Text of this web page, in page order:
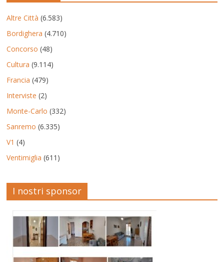
Altre Città (6.583)
Bordighera (4.710)
Concorso (48)
Cultura (9.114)
Francia (479)
Interviste (2)
Monte-Carlo (332)
Sanremo (6.335)
V1 (4)
Ventimiglia (611)
I nostri sponsor